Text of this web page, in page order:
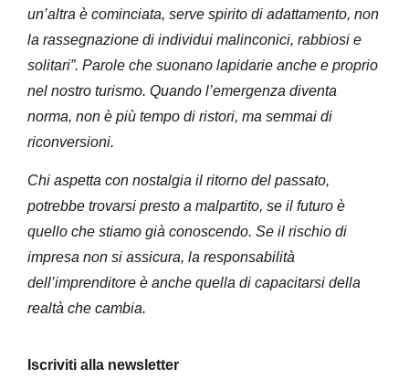
un’altra è cominciata, serve spirito di adattamento, non
la rassegnazione di individui malinconici, rabbiosi e
solitari”. Parole che suonano lapidarie anche e proprio
nel nostro turismo. Quando l’emergenza diventa
norma, non è più tempo di ristori, ma semmai di
riconversioni.
Chi aspetta con nostalgia il ritorno del passato,
potrebbe trovarsi presto a malpartito, se il futuro è
quello che stiamo già conoscendo. Se il rischio di
impresa non si assicura, la responsabilità
dell’imprenditore è anche quella di capacitarsi della
realtà che cambia.
Iscriviti alla newsletter